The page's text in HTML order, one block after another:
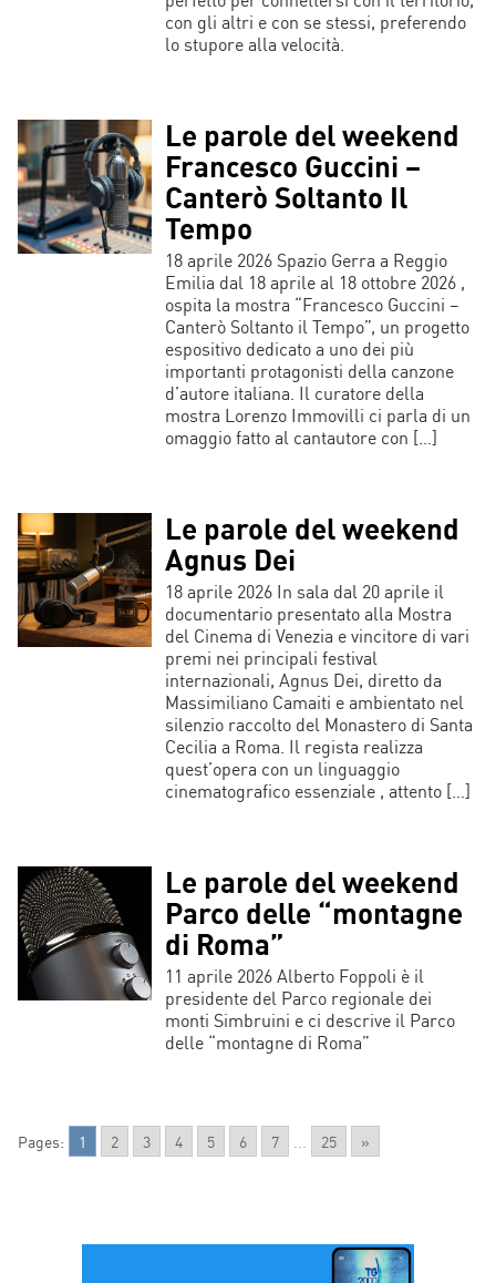
con gli altri e con se stessi, preferendo
lo stupore alla velocità.
Le parole del weekend
Francesco Guccini –
Canterò Soltanto Il
Tempo
18 aprile 2026 Spazio Gerra a Reggio
Emilia dal 18 aprile al 18 ottobre 2026 ,
ospita la mostra “Francesco Guccini –
Canterò Soltanto il Tempo”, un progetto
espositivo dedicato a uno dei più
importanti protagonisti della canzone
d’autore italiana. Il curatore della
mostra Lorenzo Immovilli ci parla di un
omaggio fatto al cantautore con […]
Le parole del weekend
Agnus Dei
18 aprile 2026 In sala dal 20 aprile il
documentario presentato alla Mostra
del Cinema di Venezia e vincitore di vari
premi nei principali festival
internazionali, Agnus Dei, diretto da
Massimiliano Camaiti e ambientato nel
silenzio raccolto del Monastero di Santa
Cecilia a Roma. Il regista realizza
quest’opera con un linguaggio
cinematografico essenziale , attento […]
Le parole del weekend
Parco delle “montagne
di Roma”
11 aprile 2026 Alberto Foppoli è il
presidente del Parco regionale dei
monti Simbruini e ci descrive il Parco
delle “montagne di Roma”
Pages: 1 2 3 4 5 6 7 25 »